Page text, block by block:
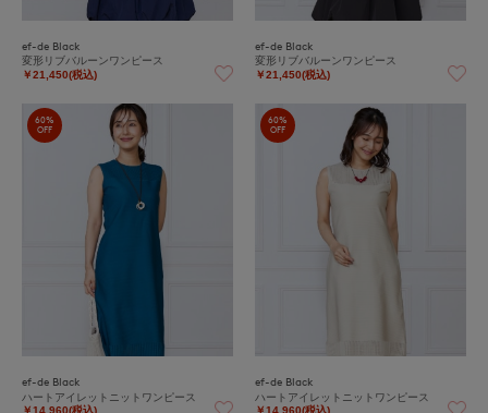
ef-de Black
変形リブバルーンワンピース
￥21,450(税込)
ef-de Black
変形リブバルーンワンピース
￥21,450(税込)
60%
OFF
ef-de Black
ハートアイレットニットワンピース
60%
OFF
ef-de Black
ハートアイレットニットワンピース